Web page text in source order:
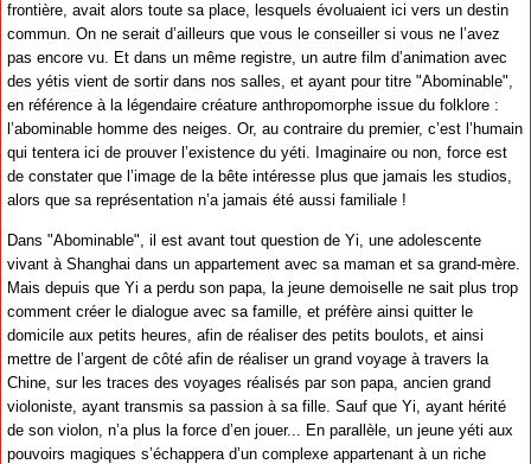
frontière, avait alors toute sa place, lesquels évoluaient ici vers un destin
commun. On ne serait d’ailleurs que vous le conseiller si vous ne l’avez
pas encore vu. Et dans un même registre, un autre film d’animation avec
des yétis vient de sortir dans nos salles, et ayant pour titre "Abominable",
en référence à la légendaire créature anthropomorphe issue du folklore :
l’abominable homme des neiges. Or, au contraire du premier, c’est l’humain
qui tentera ici de prouver l’existence du yéti. Imaginaire ou non, force est
de constater que l’image de la bête intéresse plus que jamais les studios,
alors que sa représentation n’a jamais été aussi familiale !
Dans "Abominable", il est avant tout question de Yi, une adolescente
vivant à Shanghai dans un appartement avec sa maman et sa grand-mère.
Mais depuis que Yi a perdu son papa, la jeune demoiselle ne sait plus trop
comment créer le dialogue avec sa famille, et préfère ainsi quitter le
domicile aux petits heures, afin de réaliser des petits boulots, et ainsi
mettre de l’argent de côté afin de réaliser un grand voyage à travers la
Chine, sur les traces des voyages réalisés par son papa, ancien grand
violoniste, ayant transmis sa passion à sa fille. Sauf que Yi, ayant hérité
de son violon, n’a plus la force d’en jouer... En parallèle, un jeune yéti aux
pouvoirs magiques s’échappera d’un complexe appartenant à un riche